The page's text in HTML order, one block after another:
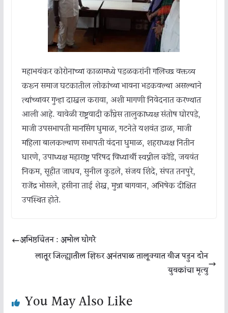
महाभयंकर कोरोनाच्या काळामध्ये पडळकरांनी गलिच्छ वक्तव्य
करून समाज घटकातील लोकांच्या भावना भडकवल्या असल्याने
त्यांच्यावर गुन्हा दाखल करावा, अशी मागणी निवेदनात करण्यात
आली आहे. यावेळी राष्ट्रवादी काँग्रेस तालुकाध्यक्ष संतोष घोरपडे,
माजी उपसभापती मानसिंग धुमाळ, गटनेते यशवंत डाळ, माजी
महिला बालकल्याण सभापती वंदना धुमाळ, शहराध्यक्ष नितीन
धारणे, उपाध्यक्ष महाराष्ट्र परिषद विध्यार्थी स्वप्नील कोंडे, जयवंत
निकम, सूहीत जाधव, सुनील कुडले, संजय शिंदे, संपत तनपुरे,
राजेंद्र भोसले, हसीना ताई शेख, मुन्ना बागवान, अभिषेक दीक्षित
उपस्थित होते.
अभिष्ठचिंतन : अमोल घोगरे
लातूर जिल्ह्यातील शिरूर अनंतपाळ तालूक्यात वीज पडुन दोन
युवकांचा मृत्यु
You May Also Like